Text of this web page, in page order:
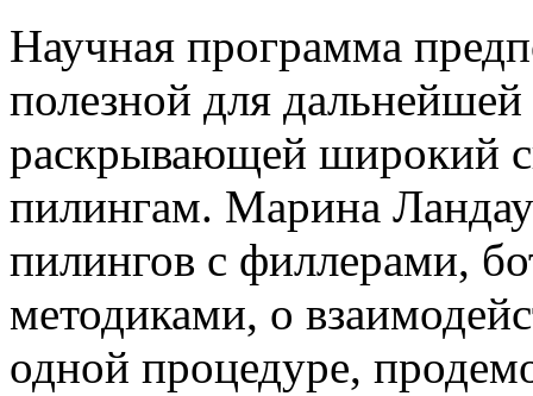
Научная программа
полезной для
раскрывающей широкий
пилингам. Марина
пилингов с филлерами,
методиками, о
одной процедуре,